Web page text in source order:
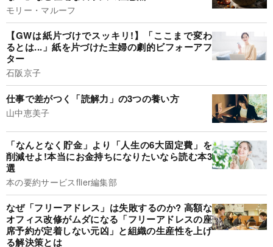
モリー・マルーフ
【GWは紙片づけでスッキリ!】「ここまで変わ
るとは...」紙を片づけた主婦の劇的ビフォーアフ
ター
石阪京子
仕事で差がつく「読解力」の3つの養い方
山中恵美子
「なんとなく貯金」より「人生の6大固定費」を
削減せよ!本当にお金持ちになりたいなら読む本3
選
本の要約サービスflier編集部
なぜ「フリーアドレス」は失敗するのか? 高額な
オフィス改修がムダになる「フリーアドレスの座
席予約が定着しない元凶」と組織の生産性を上げ
る解決策とは